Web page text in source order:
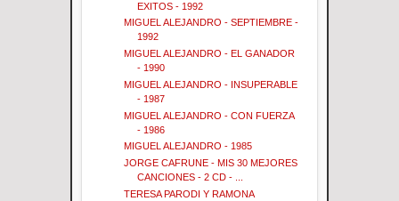
EXITOS - 1992
MIGUEL ALEJANDRO - SEPTIEMBRE -
1992
MIGUEL ALEJANDRO - EL GANADOR
- 1990
MIGUEL ALEJANDRO - INSUPERABLE
- 1987
MIGUEL ALEJANDRO - CON FUERZA
- 1986
MIGUEL ALEJANDRO - 1985
JORGE CAFRUNE - MIS 30 MEJORES
CANCIONES - 2 CD - ...
TERESA PARODI Y RAMONA